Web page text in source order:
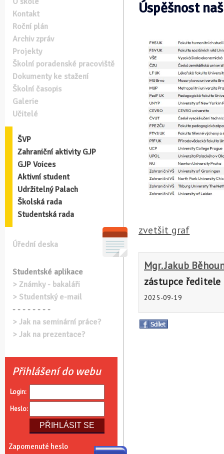
Kontakt
Roční plán
Archiv zpráv
Projekty
Školní poradenské pracoviště
Dokumenty ke stažení
Školní časopis
Galerie
Učitelé
ŠVP
Zahraniční aktivity GJP
GJP Voices
Aktivní student
Udržitelný Palach
Školská rada
Studentská rada
Úřední deska
Studentské aplikace
> Známky - bakaláři
> Studentský e-mail
- - - - - - - -
> Jak na seminární práce?
> Jak na prezentace?
Přihlášení do webu
Login:
Heslo:
Zapomenuté heslo
Úspěšnost
zvetšit graf
Mgr. Jakub
zástupce ředitele
2025-09-19